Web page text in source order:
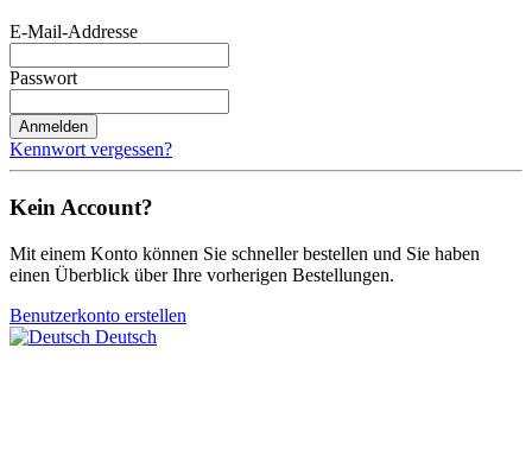
E-Mail-Addresse
Passwort
Anmelden
Kennwort vergessen?
Kein Account?
Mit einem Konto können Sie schneller bestellen und Sie haben
einen Überblick über Ihre vorherigen Bestellungen.
Benutzerkonto erstellen
Deutsch